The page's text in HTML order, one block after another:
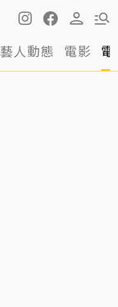
藝人動態 電影